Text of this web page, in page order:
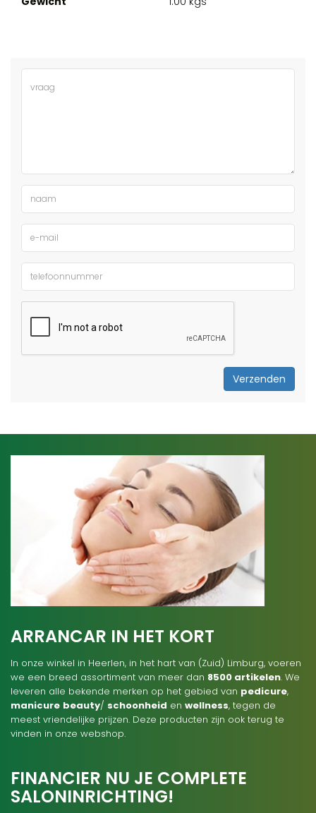
Verzenden
ARRANCAR IN HET KORT
In onze winkel in Heerlen, in het hart van (Zuid) Limburg, voeren
we een breed assortiment van meer dan 8500 artikelen. We
leveren alle bekende merken op het gebied van pedicure,
manicure beauty/ schoonheid en wellness, tegen de
meest vriendelijke prijzen. Deze producten zijn ook terug te
vinden in onze webshop.
FINANCIER NU JE COMPLETE
SALONINRICHTING!